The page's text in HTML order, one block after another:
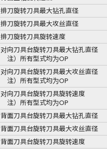
排刀旋转刀具最大钻孔直径
排刀旋转刀具最大攻丝直径
排刀旋转刀具旋转速度
对向刀具台旋转刀具最大钻孔直径
注）所有型式均为OP
对向刀具台旋转刀具最大攻丝直径
注）所有型式均为OP
对向刀具台旋转刀具旋转速度
注）所有型式均为OP
背面刀具台旋转刀具最大钻孔直径
背面刀具台旋转刀具最大攻丝直径
背面刀具台旋转刀具旋转速度